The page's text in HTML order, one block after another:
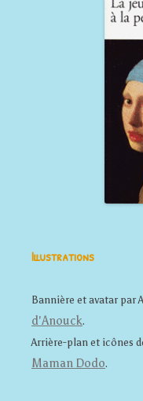
Illustrations
Bannière et avatar par
d'Anouck.
Arrière-plan et icônes
Maman Dodo.